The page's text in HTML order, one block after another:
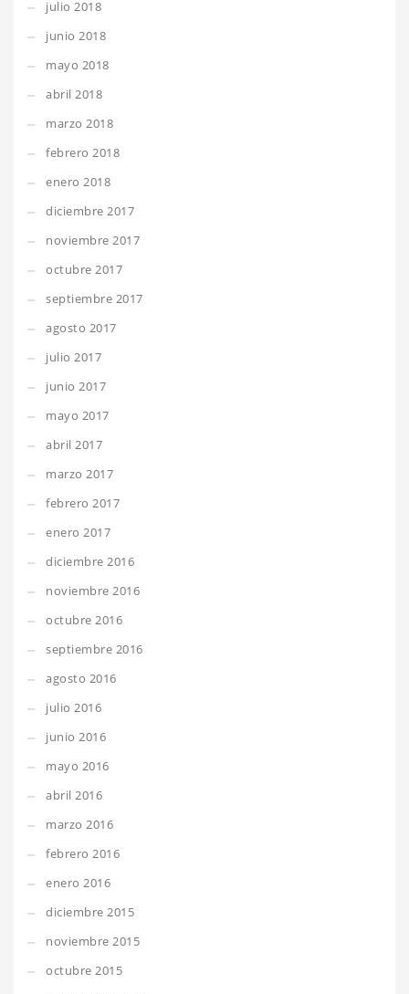
julio 2018
junio 2018
mayo 2018
abril 2018
marzo 2018
febrero 2018
enero 2018
diciembre 2017
noviembre 2017
octubre 2017
septiembre 2017
agosto 2017
julio 2017
junio 2017
mayo 2017
abril 2017
marzo 2017
febrero 2017
enero 2017
diciembre 2016
noviembre 2016
octubre 2016
septiembre 2016
agosto 2016
julio 2016
junio 2016
mayo 2016
abril 2016
marzo 2016
febrero 2016
enero 2016
diciembre 2015
noviembre 2015
octubre 2015